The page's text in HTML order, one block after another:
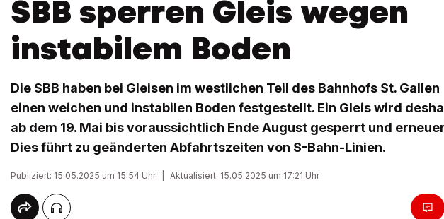
SBB sperren Gleis wegen
instabilem Boden
Die SBB haben bei Gleisen im westlichen Teil des Bahnhofs St. Gallen
einen weichen und instabilen Boden festgestellt. Ein Gleis wird
ab dem 19. Mai bis voraussichtlich Ende August gesperrt und
Dies führt zu geänderten Abfahrtszeiten von S-Bahn-Linien.
Publiziert: 15.05.2025 um 15:54 Uhr Aktualisiert: 15.05.2025 um 17:21 Uhr